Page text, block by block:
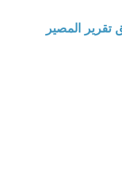
تقرير المصير